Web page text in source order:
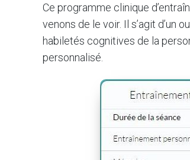
Ce programme clinique
venons de le voir. Il s’agit d’un
habiletés cognitives de la
personnalisé.